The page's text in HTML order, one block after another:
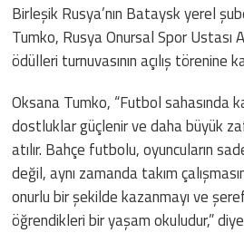
Birleşik Rusya’nın Bataysk yerel
Tumko, Rusya Onursal Spor Ustası
ödülleri turnuvasının açılış törenine
Oksana Tumko, “Futbol sahasında
dostluklar güçlenir ve daha büyük
atılır. Bahçe futbolu, oyuncuların
değil, aynı zamanda takım
onurlu bir şekilde kazanmayı ve
öğrendikleri bir yaşam okuludur,”